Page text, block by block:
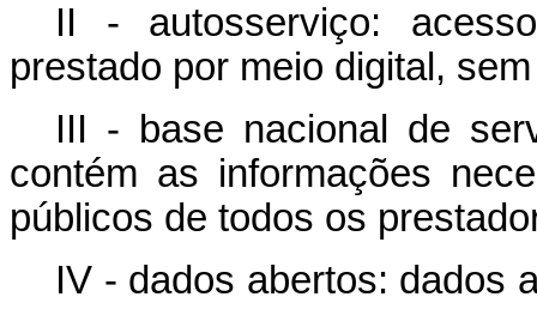
II - autosserviço:
prestado por meio digital,
III - base nacional de
contém as informações
públicos de todos os
IV - dados abertos: dados